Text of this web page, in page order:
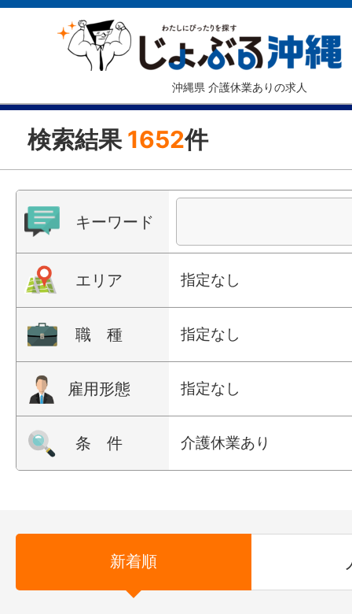
沖縄県 介護休業ありの求人
検索結果 1652件
キーワード
エリア 指定なし
職 種 指定なし
雇用形態 指定なし
条 件 介護休業あり
新着順